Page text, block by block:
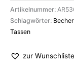
Artikelnummer:
Schlagwörter: Becher
Tassen
zur Wunschliste